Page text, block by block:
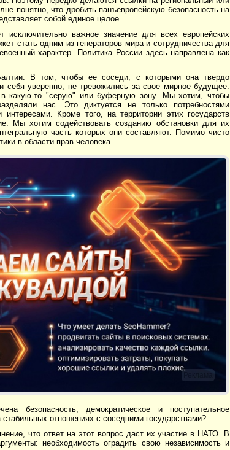
понятно, что дробить панъевропейскую безопасность на
собой единое целое.
исключительно важное значение для всех европейских
стать одним из генераторов мира и сотрудничества для
характер. Политика России здесь направлена как
В том, чтобы ее соседи, с которыми она твердо
себя уверенно, не тревожились за свое мирное будущее.
какую-то "серую" или буферную зону. Мы хотим, чтобы
нас. Это диктуется не только потребностями
Кроме того, на территории этих государств
Мы хотим содействовать созданию обстановки для их
часть которых они составляют. Помимо чисто
в области прав человека.
безопасность, демократическое и поступательное
отношениях с соседними государствами?
что ответ на этот вопрос даст их участие в НАТО. В
необходимость оградить свою независимость и